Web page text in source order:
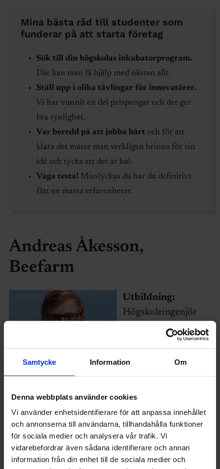
Samtycke Information Om
Denna webbplats använder cookies
Vi använder enhetsidentifierare för att anpassa innehållet
och annonserna till användarna, tillhandahålla funktioner
för sociala medier och analysera vår trafik. Vi
vidarebefordrar även sådana identifierare och annan
information från din enhet till de sociala medier och
Mina bästa råd till studenter som
funderar på att starta företag
Sök till din högskolas inkubatorprogram.
Där kan man få hjälp med nästan allt.
Ställ upp i olika tävlingar för innovatörer.
Vi har vunnit en del prispengar och det ger
bra synlighet.
Var beredd på att jobba hårtoch för att
klara det måste man verkligen brinna för sin
idé och tycka att det är kul.
Våga testa! Misslyckas du har du definitivt
fått en massa erfarenheter.
Andreas Åkesson,
Beefarm
Andreas Åkesson
Utbildning:
Högskoleingenjör
Utvecklingsingenjörsprogrammet, Högskolan i
Halmstad.
Har du länge drömt om att bli företagare?